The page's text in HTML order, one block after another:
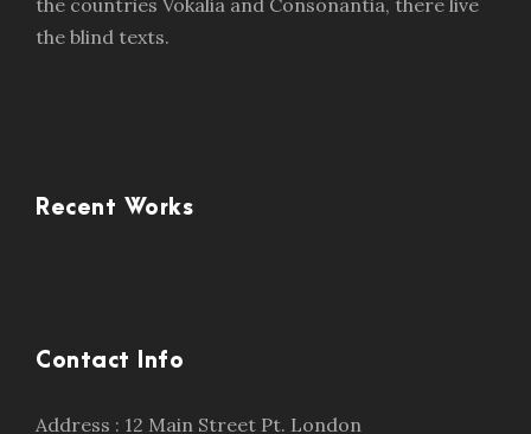
the countries Vokalia and Consonantia, there live
the blind texts.
Recent Works
Contact Info
Address : 12 Main Street Pt. London